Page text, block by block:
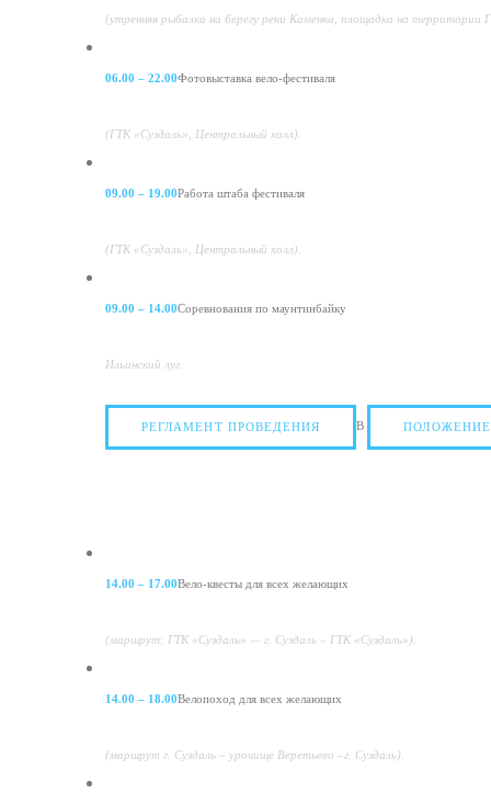
(утренняя рыбалка на берегу реки Каменка, площадка на территории
06.00 – 22.00Фотовыставка вело-фестиваля
(ГТК «Суздаль», Центральный холл).
09.00 – 19.00Работа штаба фестиваля
(ГТК «Суздаль», Центральный холл).
09.00 – 14.00Соревнования по маунтинбайку
Ильинский луг.
РЕГЛАМЕНТ ПРОВЕДЕНИЯ В ПОЛОЖЕНИЕ
14.00 – 17.00Вело-квесты для всех желающих
(маршрут: ГТК «Суздаль» — г. Суздаль – ГТК «Суздаль»).
14.00 – 18.00Велопоход для всех желающих
(маршрут г. Суздаль – урочище Веретьево –г. Суздаль).